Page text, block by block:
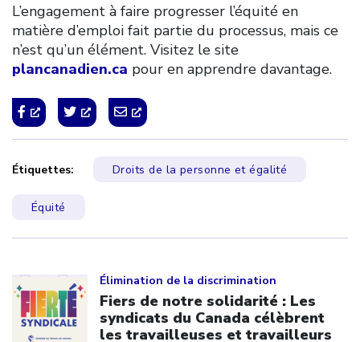
L’engagement à faire progresser l’équité en
matière d’emploi fait partie du processus, mais ce
n’est qu’un élément. Visitez le site
plancanadien.ca pour en apprendre davantage.
Étiquettes: Droits de la personne et égalité
Équité
Élimination de la discrimination
Fiers de notre solidarité : Les
syndicats du Canada célèbrent
les travailleuses et travailleurs